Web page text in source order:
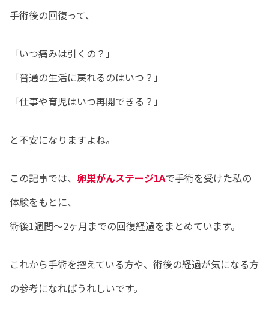
手術後の回復って、
「いつ痛みは引くの？」
「普通の生活に戻れるのはいつ？」
「仕事や育児はいつ再開できる？」
と不安になりますよね。
この記事では、 卵巣がんステージ1Aで手術を受けた私の
体験をもとに、
術後1週間〜2ヶ月までの回復経過をまとめています。
これから手術を控えている方や、術後の経過が気になる方
の参考になればうれしいです。